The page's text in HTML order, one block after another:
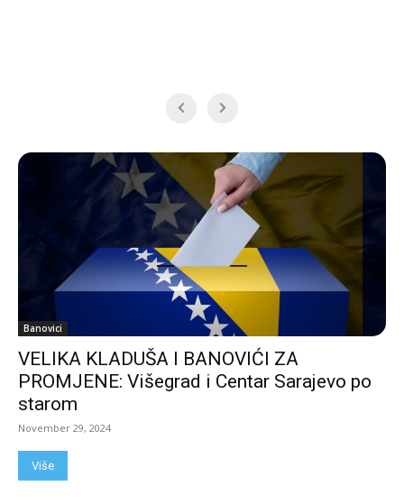
Banovici
VELIKA KLADUŠA I BANOVIĆI ZA
PROMJENE: Višegrad i Centar Sarajevo po
starom
November 29, 2024
Više